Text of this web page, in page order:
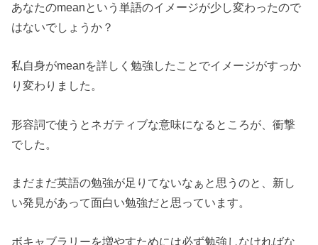
あなたのmeanという単語のイメージが少し変わったので
はないでしょうか？
私自身がmeanを詳しく勉強したことでイメージがすっか
り変わりました。
形容詞で使うとネガティブな意味になるところが、衝撃
でした。
まだまだ英語の勉強が足りてないなぁと思うのと、新し
い発見があって面白い勉強だと思っています。
ボキャブラリーを増やすためには必ず勉強しなければな